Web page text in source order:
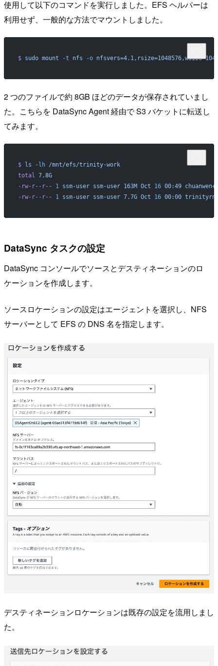
使用して以下のコマンドを実行しました。EFS ヘルパーは
利用せず、一般的な方法でマウントしました。
$ sudo mount -t nfs -o
2 つのファイルで約 8GB ほどのデータが保存されていまし
た。こちらを DataSync Agent 経由で S3 バケットに転送し
てみます。
$ ls -lh /mnt/efs/trinity-work
total
7.8G
-rw-r--r-- 1 ssm-user ssm-user 163M Oct 16 00:49
-rw-r--r-- 1 ssm-user ssm-user 7.7G Oct 16 00:00
DataSync タスクの設定
DataSync コンソールでソースとデスティネーションのロ
ケーションを作成します。
ソースロケーションの設定はエージェントを選択し、NFS
サーバーとして EFS の DNS 名を指定します。
デスティネーションロケーションは既存の設定を流用しまし
た。